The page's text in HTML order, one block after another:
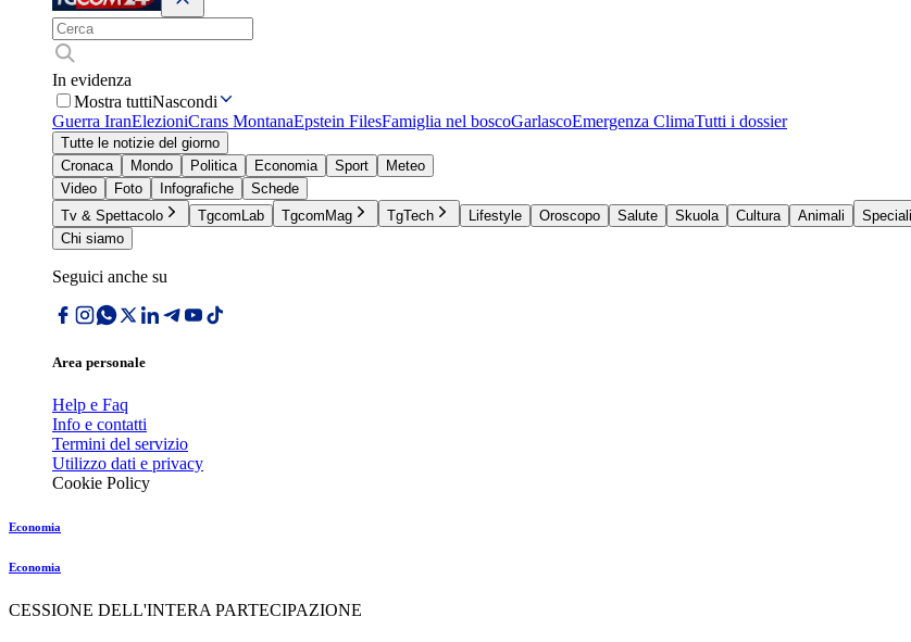
In evidenza
Mostra tuttiNascondi
Guerra IranElezioniCrans MontanaEpstein FilesFamiglia nel boscoGarlascoEmergenza ClimaTutti i dossier
Tutte le notizie del giorno
Cronaca
Mondo Politica Economia Sport
Meteo
Video
Foto Infografiche
Schede
Tv & Spettacolo
TgcomLab TgcomMag TgTech Lifestyle Oroscopo Salute Skuola Cultura Animali
Speciali
Chi siamo
Seguici anche su
Area personale
Help e Faq
Info e contatti
Termini del servizio
Utilizzo dati e privacy
Cookie Policy
Economia
Economia
CESSIONE DELL'INTERA PARTECIPAZIONE